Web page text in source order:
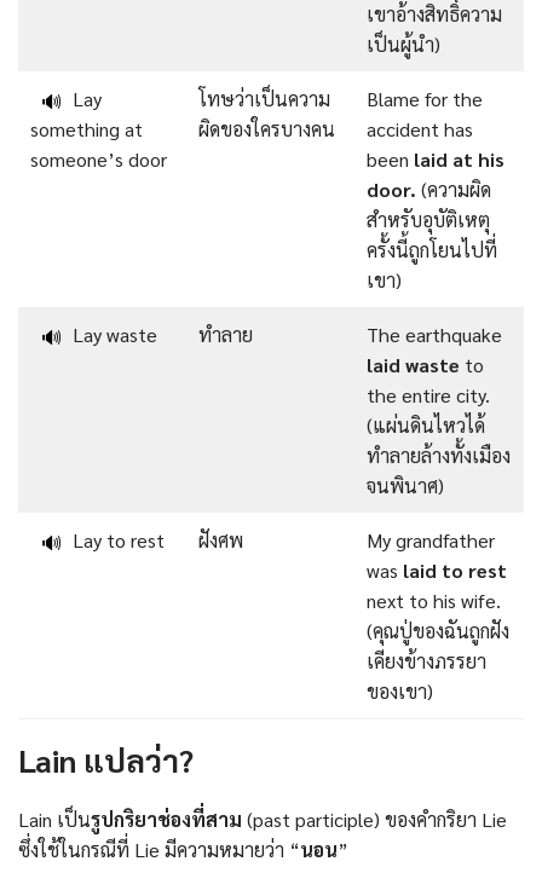
เขาอ้างสิทธิ์ความ
เป็นผู้นำ)
🔊 Lay
something at
someone’s door
โทษว่าเป็นความ
ผิดของใครบางคน
Blame for the
accident has
been laid at his
door. (ความผิด
สำหรับอุบัติเหตุ
ครั้งนี้ถูกโยนไปที่
เขา)
🔊 Lay waste ทำลาย
The earthquake
laid waste to
the entire city.
(แผ่นดินไหวได้
ทำลายล้างทั้งเมือง
จนพินาศ)
🔊 Lay to rest ฝังศพ
My grandfather
was laid to rest
next to his wife.
(คุณปู่ของฉันถูกฝัง
เคียงข้างภรรยา
ของเขา)
Lain แปลว่า?
Lain เป็นรูปกริยาช่องที่สาม (past participle) ของคำกริยา Lie
ซึ่งใช้ในกรณีที่ Lie มีความหมายว่า “นอน”